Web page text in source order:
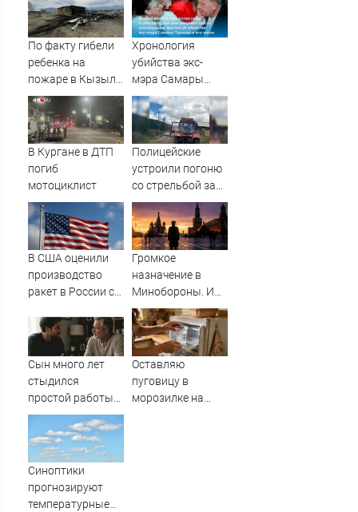
По факту гибели
ребенка на
пожаре в Кызыл-
Таше возбуждено
уголовное дело
Хронология
убийства экс-
мэра Самары
Виктора Тархова
и его жены: шесть
шокирующих
фактов, новые
В Кургане в ДТП
погиб
мотоциклист
Полицейские
устроили погоню
со стрельбой за
пьяным
водителем
трактора
В США оценили
производство
ракет в России с
"Пэтриотов"
Громкое
назначение в
Минобороны. И
плохая новость
для ВСУ: Этот
генерал уже
дошёл до Киева. И
Сын много лет
стыдился
простой работы
отца, пока не
узнал, ради чего
тот отказался от
карьеры -
Оставляю
пуговицу в
морозилке на
Синоптики
прогнозируют
температурные